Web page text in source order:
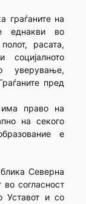
граѓаните на
еднакви во
расата,
социјалното
уверување,
пред
право на
на секого
е
Северна
согласност
Уставот и со